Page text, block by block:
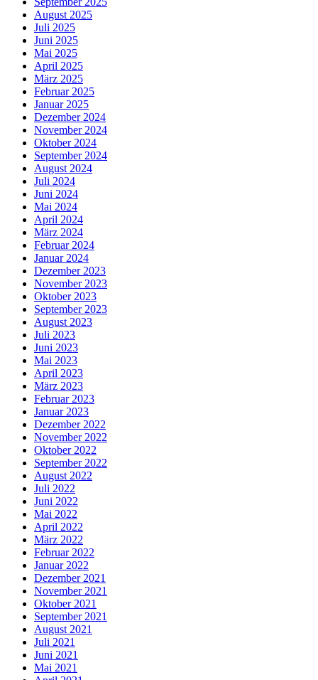
August 2025
Juli 2025
Juni 2025
Mai 2025
April 2025
März 2025
Februar 2025
Januar 2025
Dezember 2024
November 2024
Oktober 2024
September 2024
August 2024
Juli 2024
Juni 2024
Mai 2024
April 2024
März 2024
Februar 2024
Januar 2024
Dezember 2023
November 2023
Oktober 2023
September 2023
August 2023
Juli 2023
Juni 2023
Mai 2023
April 2023
März 2023
Februar 2023
Januar 2023
Dezember 2022
November 2022
Oktober 2022
September 2022
August 2022
Juli 2022
Juni 2022
Mai 2022
April 2022
März 2022
Februar 2022
Januar 2022
Dezember 2021
November 2021
Oktober 2021
September 2021
August 2021
Juli 2021
Juni 2021
Mai 2021